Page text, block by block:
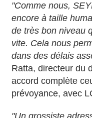
"Comme nous,
encore à taille
de très bon niveau
vite. Cela nous
dans des délais
Ratta, directeur du
accord complète
prévoyance, avec